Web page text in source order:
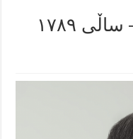
١٧٨٩